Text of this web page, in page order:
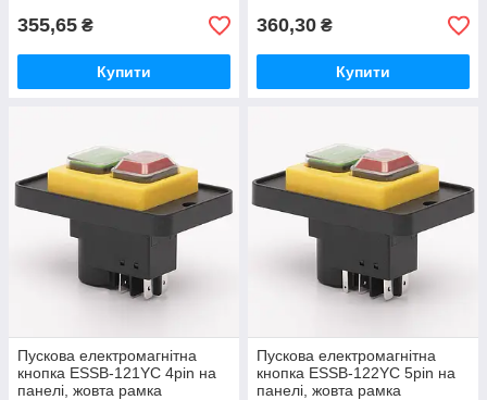
355,65 ₴
Купити
360,30 ₴
Купити
Пускова електромагнітна
кнопка ESSB-121YC 4pin на
панелі, жовта рамка
Пускова електромагнітна
кнопка ESSB-122YC 5pin на
панелі, жовта рамка